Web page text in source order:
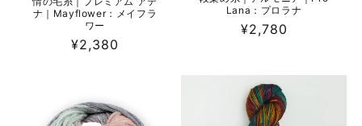
ナ｜Mayflower：メイフラ
ワー
通
¥2,380
Lana：プロラナ
通
格
¥2,780